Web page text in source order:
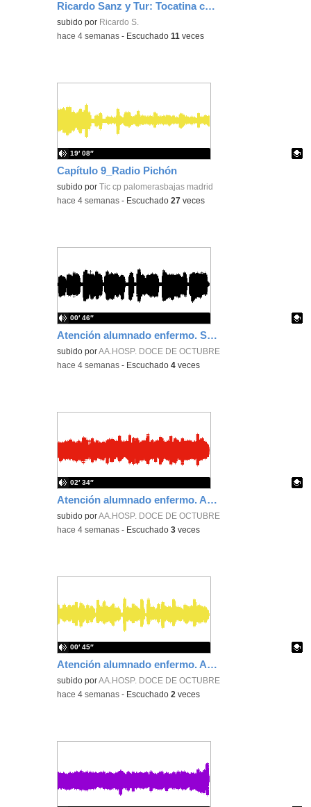
Ricardo Sanz y Tur: Tocatina concertante al aire español
subido por Ricardo S.
-hace 4 semanas - Escuchado11 veces
Capítulo 9_Radio Pichón
Contenido educativo.
subido porTic cp palomerasbajas madrid
19′ 08″
-hace 4 semanas - Escuchado27 veces
Atención alumnado enfermo. SAED primaria. José Nesh-Nash García
Contenido educativo.
subido porAA.HOSP. DOCE DE OCTUBRE
00′ 46″
-hace 4 semanas - Escuchado4 veces
Atención alumnado enfermo. Aula dentro del hospital. Sara Martín Fernández.
Contenido educativo.
subido porAA.HOSP. DOCE DE OCTUBRE
02′ 34″
-hace 4 semanas - Escuchado3 veces
Atención alumnado enfermo. Aula dentro del hospital. Rosa María Poza Hervás
Contenido educativo.
subido porAA.HOSP. DOCE DE OCTUBRE
00′ 45″
-hace 4 semanas - Escuchado2 veces